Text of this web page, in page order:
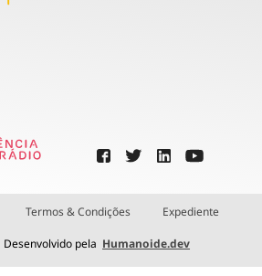
Termos & Condições Expediente
pela Humanoide.dev